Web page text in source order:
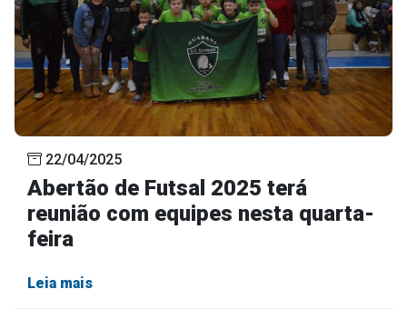
22/04/2025
Abertão de Futsal 2025 terá
reunião com equipes nesta quarta-
feira
Leia mais